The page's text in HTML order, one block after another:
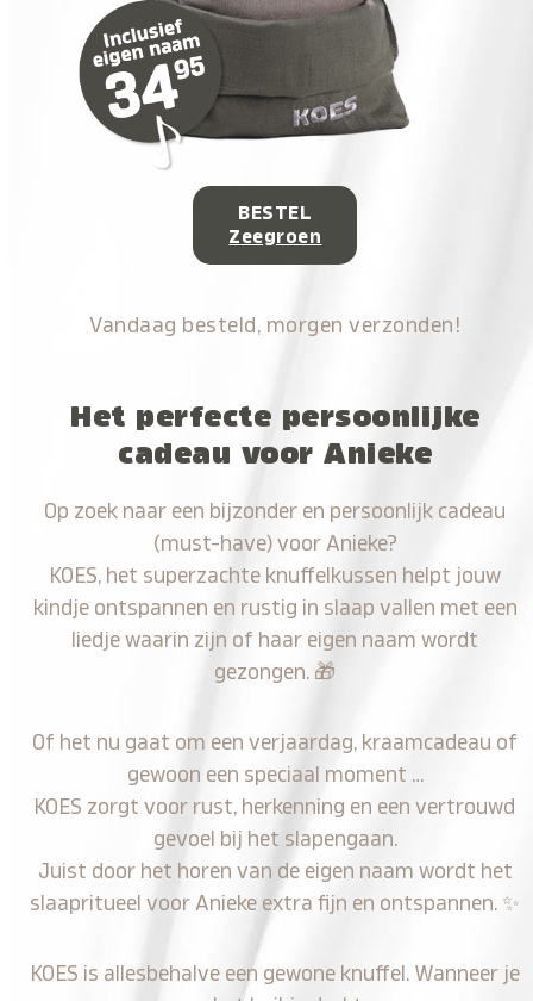
BESTEL
Zeegroen
Vandaag besteld, morgen verzonden!
Het perfecte persoonlijke
cadeau voor Anieke
Op zoek naar een bijzonder en persoonlijk cadeau
(must-have) voor Anieke?
KOES, het superzachte knuffelkussen helpt jouw
kindje ontspannen en rustig in slaap vallen met een
liedje waarin zijn of haar eigen naam wordt
gezongen. 🎁
Of het nu gaat om een verjaardag, kraamcadeau of
gewoon een speciaal moment …
KOES zorgt voor rust, herkenning en een vertrouwd
gevoel bij het slapengaan.
Juist door het horen van de eigen naam wordt het
slaapritueel voor Anieke extra fijn en ontspannen. ✨
KOES is allesbehalve een gewone knuffel. Wanneer je